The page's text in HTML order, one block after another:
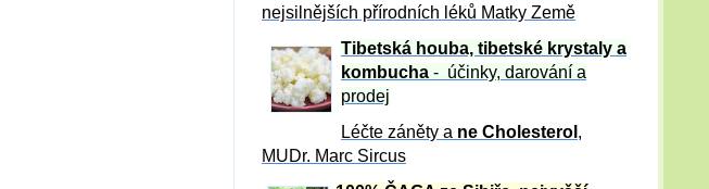
nejsilnějších přírodních léků Matky Země
Tibetská houba, tibetské krystaly a
kombucha - účinky, darování a
prodej
Léčte záněty a ne Cholesterol ,
MUDr. Marc Sircus